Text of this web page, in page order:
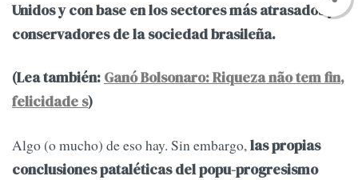
Unidos y con base en los sectores más atrasados y
conservadores de la sociedad brasileña.
(Lea también: Ganó Bolsonaro: Riqueza não tem fin,
felicidade s)
Algo (o mucho) de eso hay. Sin embargo,las propias
conclusiones pataléticas del popu-progresismo